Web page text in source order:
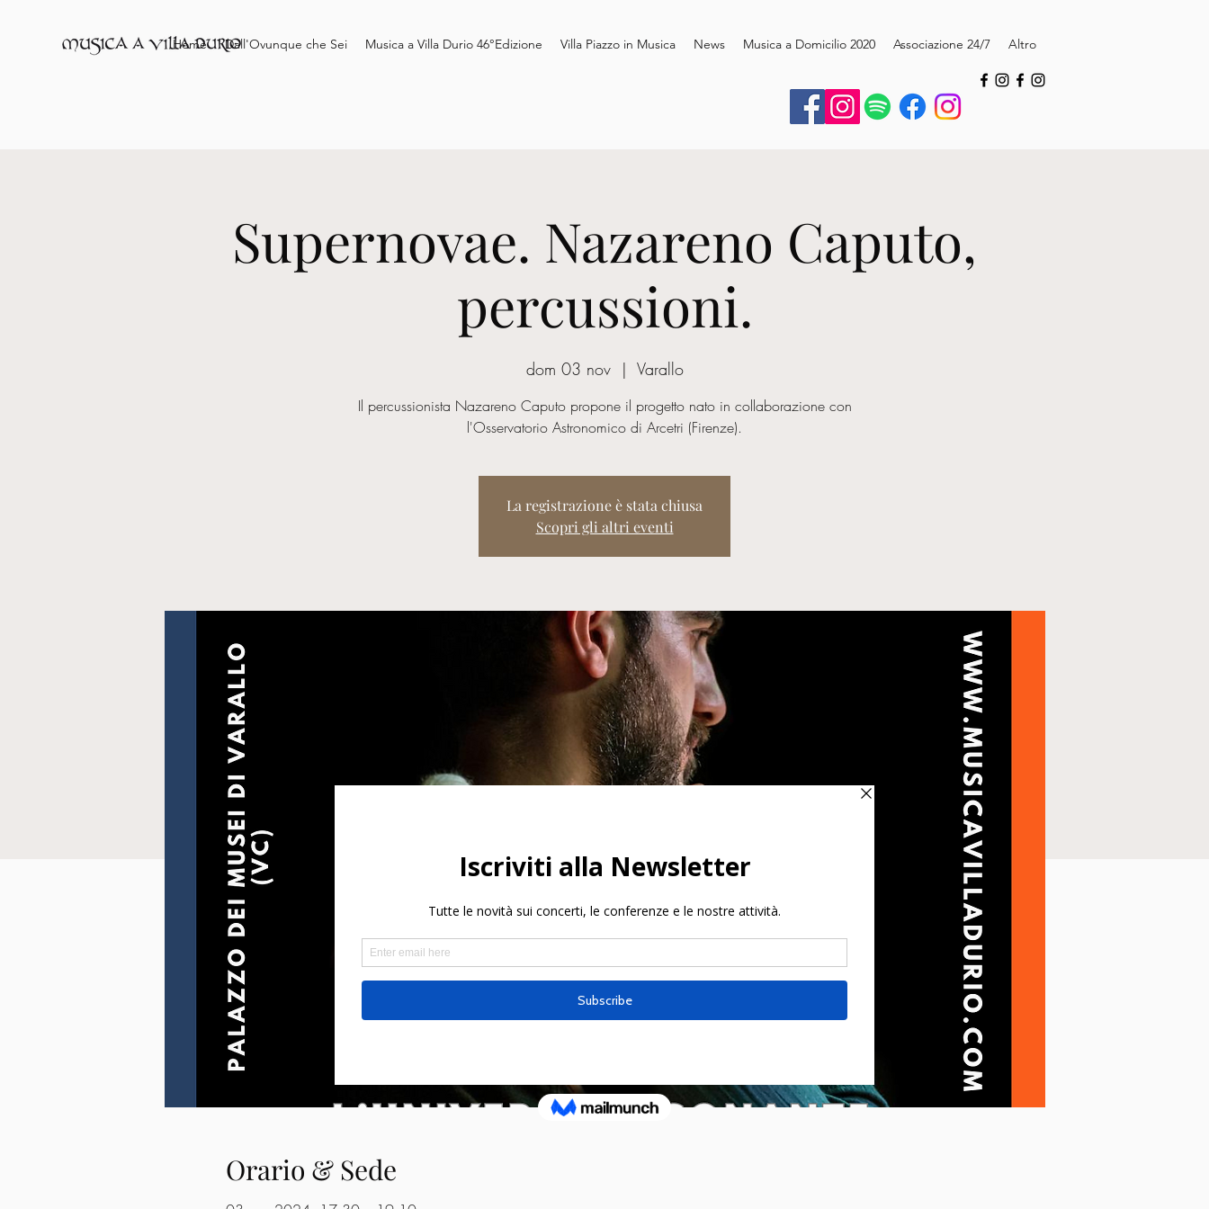
Home Dall'Ovunque che Sei Musica a Villa Durio 46°Edizione Villa Piazzo in Musica News Musica a Domicilio 2020 Associazione 24/7 Altro
Supernovae. Nazareno Caputo,
percussioni.
dom 03 nov
  |
Varallo
Il percussionista Nazareno Caputo propone il progetto nato in collaborazione con
La registrazione è stata chiusa
Scopri gli altri eventi
Orario & Sede